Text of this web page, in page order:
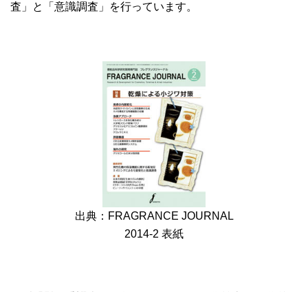
査」と「意識調査」を行っています。
出典：FRAGRANCE JOURNAL
2014-2 表紙